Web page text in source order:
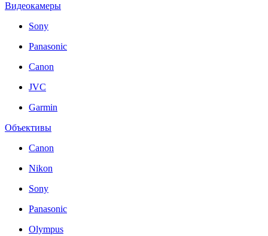
Видеокамеры
Sony
Panasonic
Canon
JVC
Garmin
Объективы
Canon
Nikon
Sony
Panasonic
Olympus